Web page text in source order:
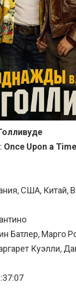
Once Upon a
США, Китай,
Батлер, Марго
Куэлли,